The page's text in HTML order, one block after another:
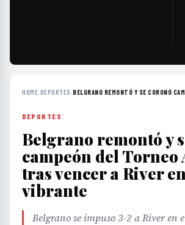
HOME›DEPORTES ›BELGRANO REMONTÓ Y SE CORONÓ
DEPORTES
Belgrano remontó y
campeón del
tras vencer a River
vibrante
Belgrano se impuso 3-2 a River en